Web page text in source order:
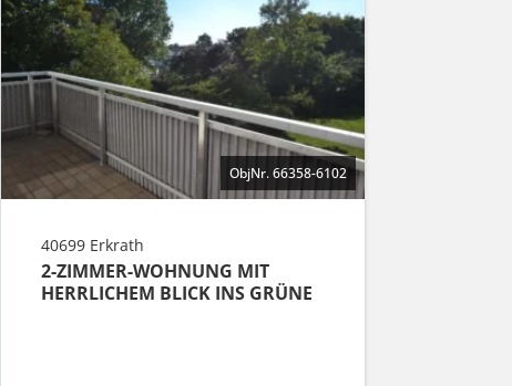
ObjNr. 66358-6102
40699 Erkrath
2-ZIMMER-WOHNUNG MIT
HERRLICHEM BLICK INS GRÜNE